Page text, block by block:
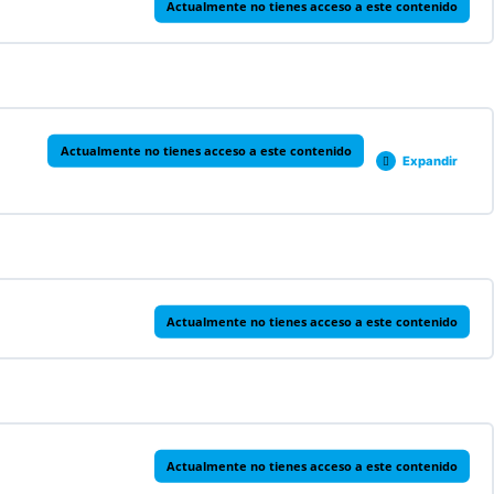
Actualmente no tienes acceso a este contenido
Actualmente no tienes acceso a este contenido
Expandir
Actualmente no tienes acceso a este contenido
Actualmente no tienes acceso a este contenido